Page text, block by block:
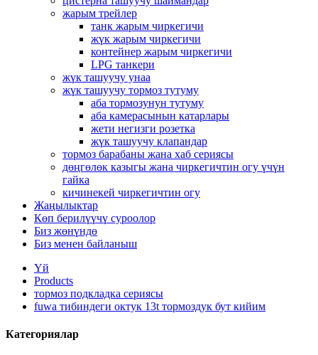
жарым трейлер
танк жарым чиркегичи
жүк жарым чиркегичи
контейнер жарым чиркегичи
LPG танкери
жүк ташуучу унаа
жүк ташуучу тормоз тутуму
аба тормозунун тутуму
аба камерасынын катарлары
жети негизги розетка
жүк ташуучу клапандар
тормоз барабаны жана хаб сериясы
дөңгөлөк казыгы жана чиркегичтин огу үчүн
гайка
кичинекей чиркегичтин огу
Жаңылыктар
Көп берилүүчү суроолор
Биз жөнүндө
Биз менен байланыш
Үй
Products
тормоз подкладка сериясы
fuwa тибиндеги октук 13t тормоздук бут кийим
Категориялар